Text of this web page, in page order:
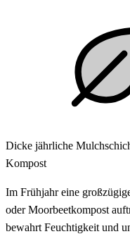
Dicke jährliche
Kompost
Im Frühjahr eine
oder Moorbeetkompost
bewahrt Feuchtigkeit und